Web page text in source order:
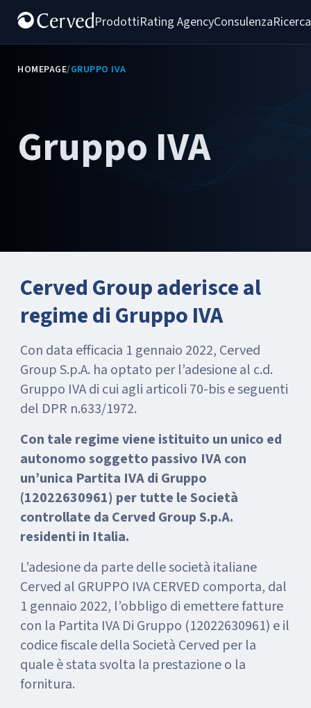
ProdottiRating AgencyConsulenza
HOMEPAGE/GRUPPO IVA
Gruppo IVA
Cerved Group aderisce al
regime di Gruppo IVA
Con data efficacia 1 gennaio 2022, Cerved
Group S.p.A. ha optato per l’adesione al c.d.
Gruppo IVA di cui agli articoli 70-bis e seguenti
del DPR n.633/1972.
Con tale regime viene istituito un unico ed
autonomo soggetto passivo IVA con
un’unica Partita IVA di Gruppo
(12022630961) per tutte le Società
controllate da Cerved Group S.p.A.
residenti in Italia.
L’adesione da parte delle società italiane
Cerved al GRUPPO IVA CERVED comporta, dal
1 gennaio 2022, l’obbligo di emettere fatture
con la Partita IVA Di Gruppo (12022630961) e il
codice fiscale della Società Cerved per la
quale è stata svolta la prestazione o la
fornitura.